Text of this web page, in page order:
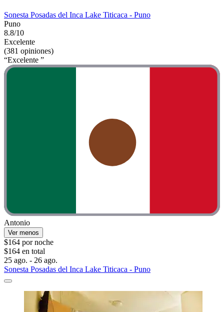
Sonesta Posadas del Inca Lake Titicaca - Puno
Puno
8.8/10
Excelente
(381 opiniones)
“Excelente ”
Antonio
Ver menos
$164 por noche
$164 en total
25 ago. - 26 ago.
Sonesta Posadas del Inca Lake Titicaca - Puno